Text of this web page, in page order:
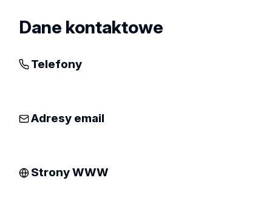
Dane kontaktowe
Telefony
Adresy email
Strony WWW